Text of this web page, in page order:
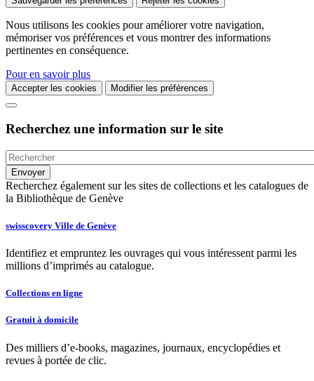
Nous utilisons les cookies pour améliorer votre navigation,
mémoriser vos préférences et vous montrer des informations
pertinentes en conséquence.
Pour en savoir plus
Accepter les cookies Modifier les préférences
Recherchez une information sur le site
Recherchez également sur les sites de collections et les catalogues de
la Bibliothèque de Genève
swisscovery Ville de Genève
Identifiez et empruntez les ouvrages qui vous intéressent parmi les
millions d’imprimés au catalogue.
Collections en ligne
Gratuit à domicile
Des milliers d’e-books, magazines, journaux, encyclopédies et
revues à portée de clic.